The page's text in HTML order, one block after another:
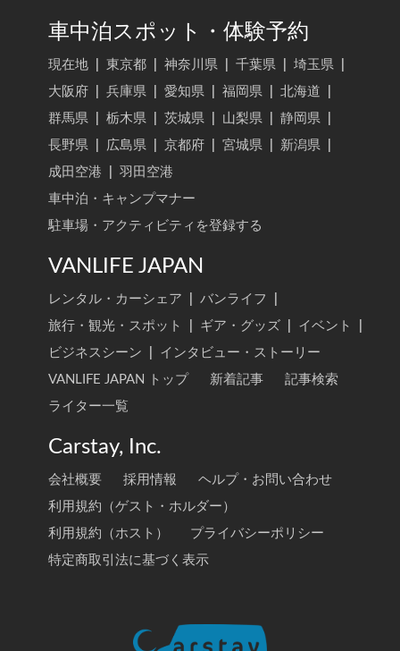
車中泊スポット・体験予約
現在地 東京都 神奈川県 千葉県 埼玉県
大阪府
兵庫県 愛知県 福岡県 北海道
群馬県
栃木県 茨城県 山梨県 静岡県
長野県
広島県 京都府 宮城県 新潟県
成田空港
羽田空港
車中泊・キャンプマナー
駐車場・アクティビティを登録する
VANLIFE JAPAN
レンタル・カーシェア バンライフ
旅行・観光・スポット
ギア・グッズ イベント
ビジネスシーン
インタビュー・ストーリー
VANLIFE JAPAN トップ
新着記事
記事検索
ライター一覧
Carstay, Inc.
会社概要 採用情報
ヘルプ・お問い合わせ
利用規約（ゲスト・ホルダー）
利用規約（ホスト）
プライバシーポリシー
特定商取引法に基づく表示